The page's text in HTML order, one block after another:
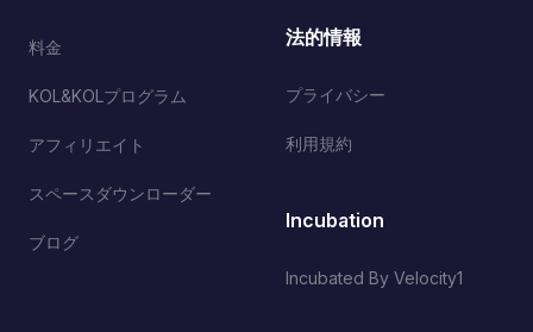
料金
KOL&KOLプログラム
アフィリエイト
スペースダウンローダー
ブログ
法的情報
プライバシー
利用規約
Incubation
Incubated By Velocity1